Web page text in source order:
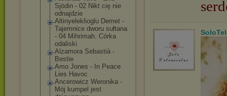
Sjödin - 02 Nikt cię nie
odnajdzie
Altinyelekliog lu Demet -
Tajemnice dworu sułtana
- 04 Mihrimah. Córka
odaliski
Alzamora Sebastià -
Bestie
Amo Jones - In Peace
Lies Havoc
Ancerowicz Weronika -
Mój kumpel jest